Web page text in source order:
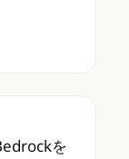
Bedrockを
を